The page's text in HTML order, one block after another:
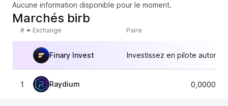
Aucune information disponible pour le moment.
Marchés birb
# Exchange Paire
Finary Invest Investissez en pilote
1 Raydium